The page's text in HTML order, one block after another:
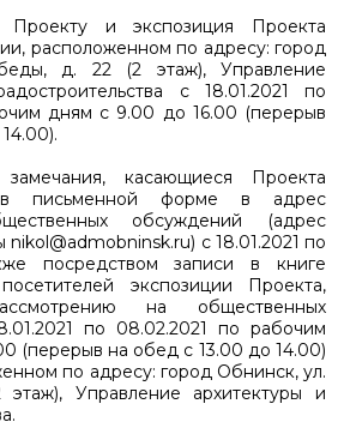
Проекту и экспозиция Проекта
расположенном по адресу: город
д. 22 (2 этаж), Управление
с 18.01.2021 по
дням с 9.00 до 16.00 (перерыв
касающиеся Проекта
письменной форме в адрес
обсуждений (адрес
nikol@admobninsk.ru) с 18.01.2021 по
посредством записи в книге
экспозиции Проекта,
на общественных
по 08.02.2021 по рабочим
(перерыв на обед с 13.00 до 14.00)
по адресу: город Обнинск, ул.
Управление архитектуры и